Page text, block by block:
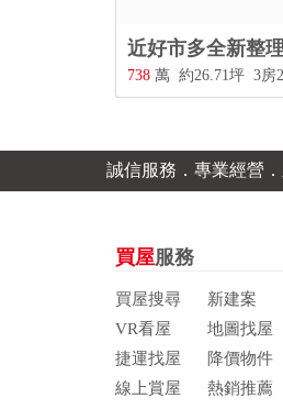
近好市多全新整
738 萬 約26.71坪 3房
誠信服務．專業經營
買屋服務
買屋搜尋
新建案
VR看屋
地圖找屋
捷運找屋
降價物件
線上賞屋
熱銷推薦